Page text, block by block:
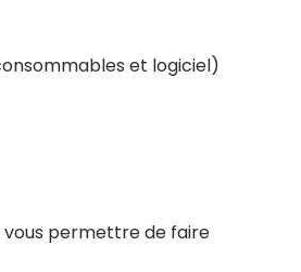
et logiciel)
vous permettre de faire